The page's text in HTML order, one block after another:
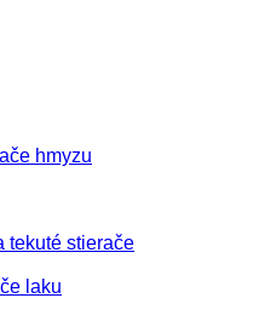
hmyzu
tekuté stierače
laku